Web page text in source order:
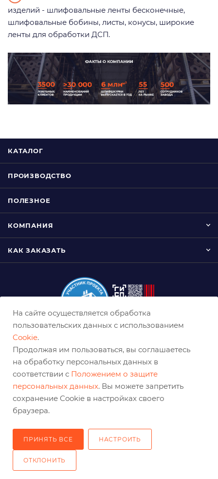
изделий - шлифовальные ленты бесконечные,
шлифовальные бобины, листы, конусы, широкие
ленты для обработки ДСП.
КАТАЛОГ
ПРОИЗВОДСТВО
ПОЛЕЗНОЕ
КОМПАНИЯ
КАК ЗАКАЗАТЬ
krasnodar@belabraziv.ru
Краснодар, ул. Дальняя, 27
На сайте осуществляется обработка
пользовательских данных с использованием
Cookie.
Продолжая им пользоваться, вы соглашаетесь
на обработку персональных данных в
соответствии с Положением о защите
персональных данных. Вы можете запретить
сохранение Cookie в настройках своего
браузера.
ПРИНЯТЬ ВСЕ НАСТРОИТЬ
ОТКЛОНИТЬ